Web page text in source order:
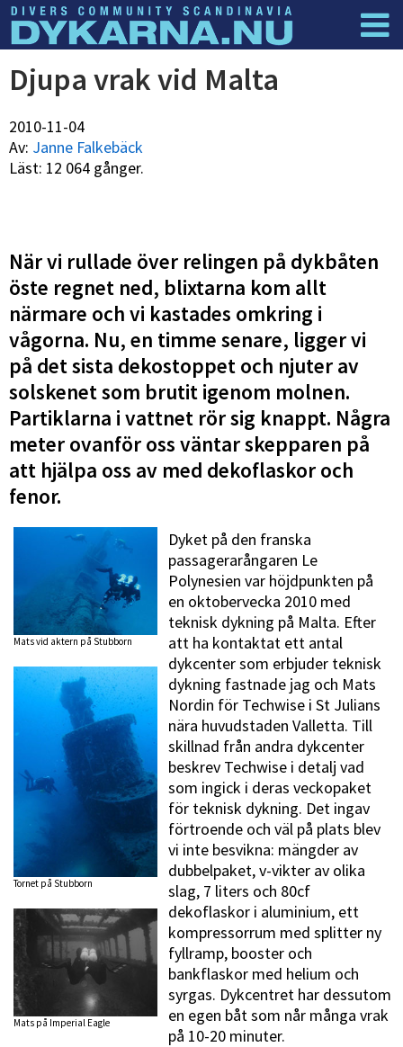
Dyknyheter
Djupa vrak vid Malta
2010-11-04
Av: Janne Falkebäck
Läst: 12 064 gånger.
När vi rullade över relingen på dykbåten
öste regnet ned, blixtarna kom allt
närmare och vi kastades omkring i
vågorna. Nu, en timme senare, ligger vi
på det sista dekostoppet och njuter av
solskenet som brutit igenom molnen.
Partiklarna i vattnet rör sig knappt. Några
meter ovanför oss väntar skepparen på
att hjälpa oss av med dekoflaskor och
fenor.
Mats vid aktern på Stubborn
Tornet på Stubborn
Mats på Imperial Eagle
Dyket på den franska
passagerarångaren Le
Polynesien var höjdpunkten på
en oktobervecka 2010 med
teknisk dykning på Malta. Efter
att ha kontaktat ett antal
dykcenter som erbjuder teknisk
dykning fastnade jag och Mats
Nordin för Techwise i St Julians
nära huvudstaden Valletta. Till
skillnad från andra dykcenter
beskrev Techwise i detalj vad
som ingick i deras veckopaket
för teknisk dykning. Det ingav
förtroende och väl på plats blev
vi inte besvikna: mängder av
dubbelpaket, v-vikter av olika
slag, 7 liters och 80cf
dekoflaskor i aluminium, ett
kompressorrum med splitter ny
fyllramp, booster och
bankflaskor med helium och
syrgas. Dykcentret har dessutom
en egen båt som når många vrak
på 10-20 minuter.